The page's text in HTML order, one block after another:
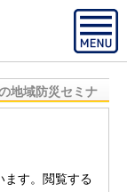
地域防災セミナ
ます。閲覧する